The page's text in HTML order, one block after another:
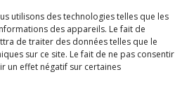
utilisons des technologies telles que les
des appareils. Le fait de
de traiter des données telles que le
sur ce site. Le fait de ne pas consentir
un effet négatif sur certaines